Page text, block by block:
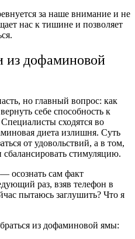
за наше внимание и не
нас к тишине и позволяет
из дофаминовой
но главный вопрос: как
себе способность к
сходятся во
диета излишня. Суть
от удовольствий, а в том,
сбалансировать стимуляцию.
сам факт
раз, взяв телефон в
пытаюсь заглушить? Что я
из дофаминовой ямы: